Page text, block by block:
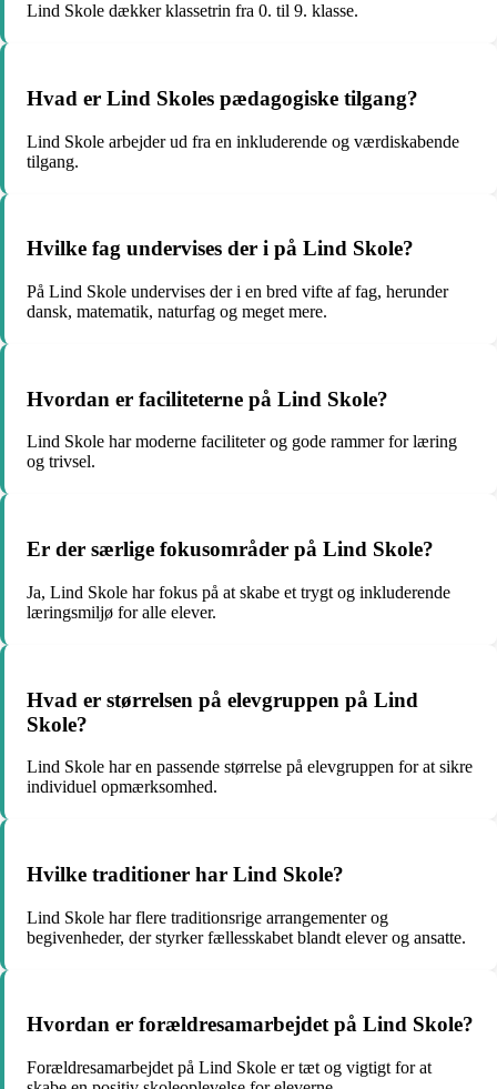
Lind Skole dækker klassetrin fra 0. til 9. klasse.
Hvad er Lind Skoles pædagogiske tilgang?
Lind Skole arbejder ud fra en inkluderende og værdiskabende
tilgang.
Hvilke fag undervises der i på Lind Skole?
På Lind Skole undervises der i en bred vifte af fag, herunder
dansk, matematik, naturfag og meget mere.
Hvordan er faciliteterne på Lind Skole?
Lind Skole har moderne faciliteter og gode rammer for læring
og trivsel.
Er der særlige fokusområder på Lind Skole?
Ja, Lind Skole har fokus på at skabe et trygt og inkluderende
læringsmiljø for alle elever.
Hvad er størrelsen på elevgruppen på Lind
Skole?
Lind Skole har en passende størrelse på elevgruppen for at sikre
individuel opmærksomhed.
Hvilke traditioner har Lind Skole?
Lind Skole har flere traditionsrige arrangementer og
begivenheder, der styrker fællesskabet blandt elever og ansatte.
Hvordan er forældresamarbejdet på Lind Skole?
Forældresamarbejdet på Lind Skole er tæt og vigtigt for at